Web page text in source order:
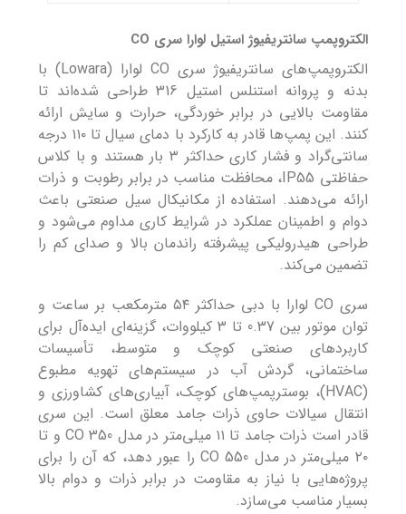
الکتروپمپ سانتریفیوژ استیل لوارا سری CO
الکتروپمپ‌های سانتریفیوژ سری CO لوارا (Lowara) با
بدنه و پروانه استنلس استیل 316 طراحی شده‌اند تا
مقاومت بالایی در برابر خوردگی، حرارت و سایش ارائه
کنند. این پمپ‌ها قادر به کارکرد با دمای سیال تا ۱۱۰ درجه
سانتی‌گراد و فشار کاری حداکثر ۳ بار هستند و با کلاس
حفاظتی IP55، محافظت مناسب در برابر رطوبت و ذرات
ارائه می‌دهند. استفاده از مکانیکال سیل صنعتی باعث
دوام و اطمینان عملکرد در شرایط کاری مداوم می‌شود و
طراحی هیدرولیکی پیشرفته راندمان بالا و صدای کم را
تضمین می‌کند.
سری CO لوارا با دبی حداکثر ۵۴ مترمکعب بر ساعت و
توان موتور بین 0.37 تا 3 کیلووات، گزینه‌ای ایده‌آل برای
کاربردهای صنعتی کوچک و متوسط، تأسیسات
ساختمانی، گردش آب در سیستم‌های تهویه مطبوع
(HVAC)، بوسترپمپ‌های کوچک، آبیاری‌های کشاورزی و
انتقال سیالات حاوی ذرات جامد معلق است. این سری
قادر است ذرات جامد تا ۱۱ میلی‌متر در مدل 350 CO و تا
۲۰ میلی‌متر در مدل 550 CO را عبور دهد، که آن را برای
پروژه‌هایی با نیاز به مقاومت در برابر ذرات و دوام بالا
بسیار مناسب می‌سازد.